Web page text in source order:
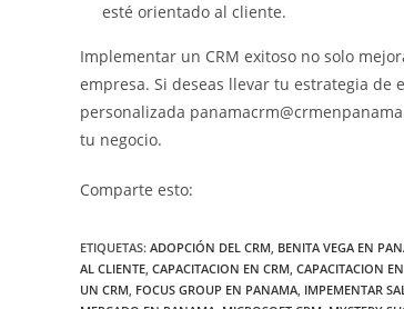
esté orientado al cliente.
Implementar un CRM exitoso no solo
empresa. Si deseas llevar tu estrategia
personalizada
tu negocio.
Comparte esto:
ETIQUETAS: ADOPCIÓN DEL CRM, BENITA VEGA EN
AL CLIENTE, CAPACITACION EN CRM, CAPACITACION
UN CRM, FOCUS GROUP EN PANAMA, IMPEMENTAR